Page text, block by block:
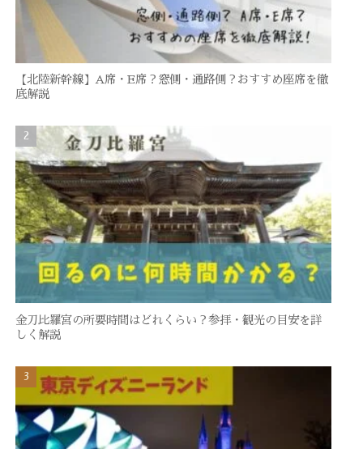
【北陸新幹線】A席・E席？窓側・通路側？おすすめ座席を徹
底解説
金刀比羅宮の所要時間はどれくらい？参拝・観光の目安を詳
しく解説